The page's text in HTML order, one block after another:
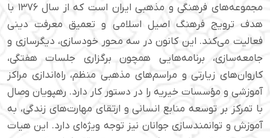
مجموعه‌های فرهنگی و مذهبی ایران است که از سال ۱۳۷۶ با
هدف ترویج فرهنگ اصیل اسلامی و تعمیق معرفت دینی
فعالیت می‌کند. این کانون در سه محور خودسازی، دیگرسازی و
جامعه‌سازی، برنامه‌هایی همچون برگزاری جلسات هفتگی،
کاروان‌های زیارتی و مراسم‌های مذهبی منظم، راه‌اندازی مراکز
آموزشی و مؤسسات خیریه را در دستور کار دارد. رهپویان وصال
با تمرکز بر توسعه منابع انسانی و ارتقای مهارت‌های زندگی، به
آموزش و توانمندسازی جوانان نیز توجه ویژه‌ای دارد. این هیات